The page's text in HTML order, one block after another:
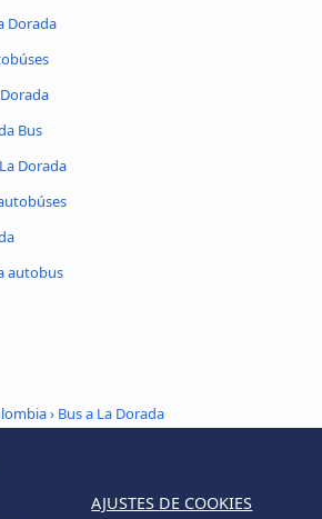
Dorada
Bus
Dorada
autobus
› Bus a La Dorada
AJUSTES DE COOKIES